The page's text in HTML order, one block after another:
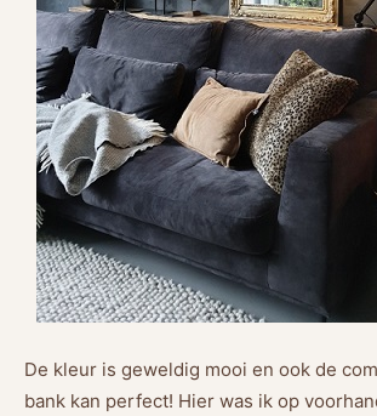
De kleur is geweldig mooi en ook de
bank kan perfect! Hier was ik op